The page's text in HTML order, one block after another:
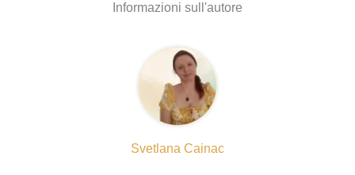
Informazioni sull'autore
Svetlana Cainac